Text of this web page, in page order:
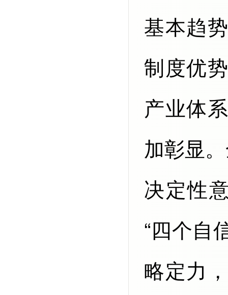
基本趋
制度优
产业体
加彰显
决定性
“四个自
略定力